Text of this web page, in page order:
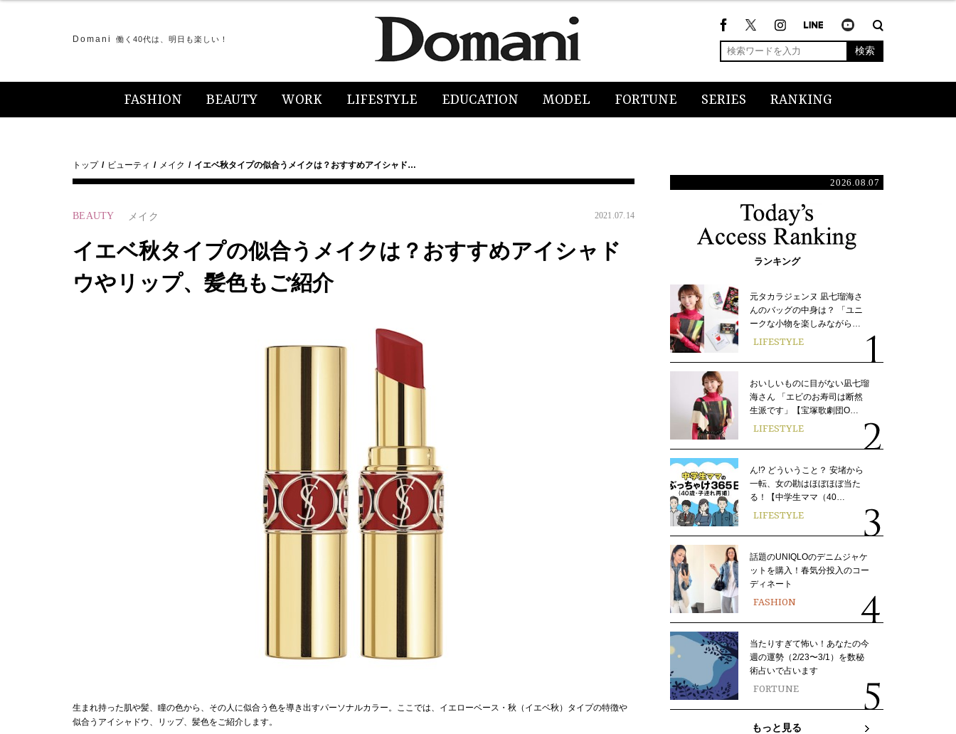
Domani 働く40代は、明日も楽しい！
検索
FASHION BEAUTY WORK LIFESTYLE EDUCATION MODEL FORTUNE SERIES RANKING
トップ ビューティ メイク イエベ秋タイプの似合うメイクは？おすすめアイシャド…
BEAUTY メイク 2021.07.14
イエベ秋タイプの似合うメイクは？おすすめアイシャド
ウやリップ、髪色もご紹介
生まれ持った肌や髪、瞳の色から、その人に似合う色を導き出すパーソナルカラー。ここでは、イエローベース・秋（イエベ秋）タイプの特徴や
似合うアイシャドウ、リップ、髪色をご紹介します。
2026.08.07
ランキング
元タカラジェンヌ 凪七瑠海さ
んのバッグの中身は？ 「ユニ
ークな小物を楽しみながら…
LIFESTYLE
おいしいものに目がない凪七瑠
海さん 「エビのお寿司は断然
生派です」【宝塚歌劇団O…
LIFESTYLE
ん!? どういうこと？ 安堵から
一転、女の勘はほぼほぼ当た
る！【中学生ママ（40…
LIFESTYLE
話題のUNIQLOのデニムジャケ
ットを購入！春気分投入のコー
ディネート
FASHION
当たりすぎて怖い！あなたの今
週の運勢（2/23〜3/1）を数秘
術占いで占います
FORTUNE
もっと見る